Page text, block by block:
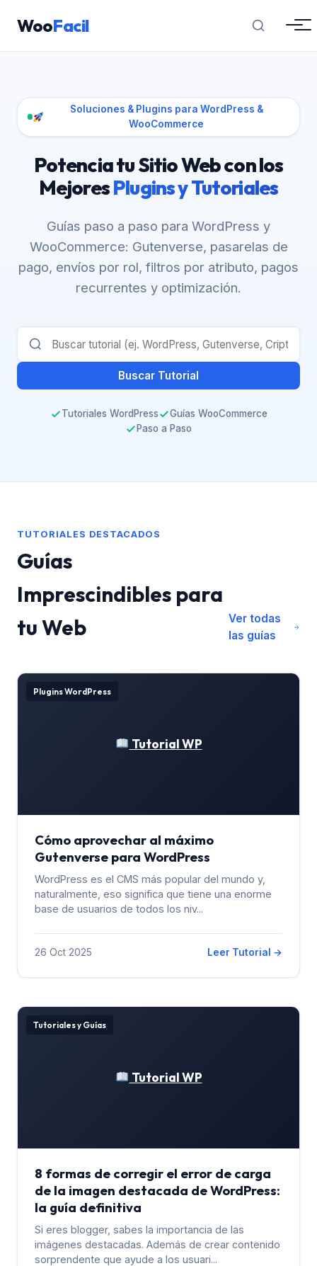
WooFacil
Soluciones & Plugins para WordPress &
WooCommerce
Potencia tu Sitio Web con los
MejoresPlugins y Tutoriales
Guías paso a paso para WordPress y
WooCommerce: Gutenverse, pasarelas de
pago, envíos por rol, filtros por atributo, pagos
recurrentes y optimización.
Buscar Tutorial
Tutoriales WordPress
Guías WooCommerce
Paso a Paso
TUTORIALES DESTACADOS
Guías
Imprescindibles para
tu Web
Ver todas
las guías
Tutorial WP
Plugins WordPress
Cómo aprovechar al máximo
Gutenverse para WordPress
WordPress es el CMS más popular del mundo y,
naturalmente, eso significa que tiene una enorme
base de usuarios de todos los niv...
26 Oct 2025 Leer Tutorial →
Tutorial WP
Tutoriales y Guías
8 formas de corregir el error de carga
de la imagen destacada de WordPress:
la guía definitiva
Si eres blogger, sabes la importancia de las
imágenes destacadas. Además de crear contenido
sorprendente que ayude a los usuari...